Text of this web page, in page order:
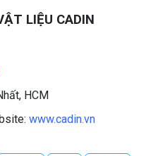
LIỆU CADIN
HCM
www.cadin.vn